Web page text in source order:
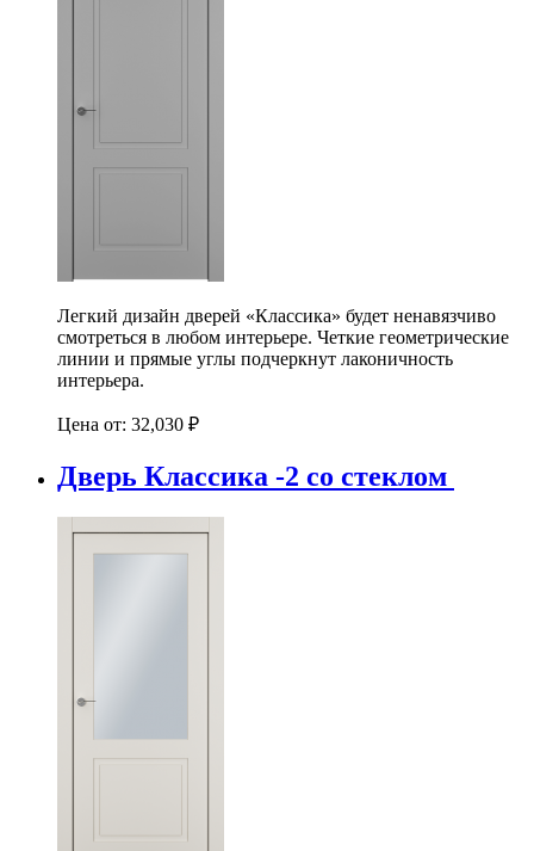
Легкий дизайн дверей «Классика» будет ненавязчиво
смотреться в любом интерьере. Четкие геометрические
линии и прямые углы подчеркнут лаконичность
интерьера.
Цена от: 32,030 ₽
Дверь Классика -2 со стеклом